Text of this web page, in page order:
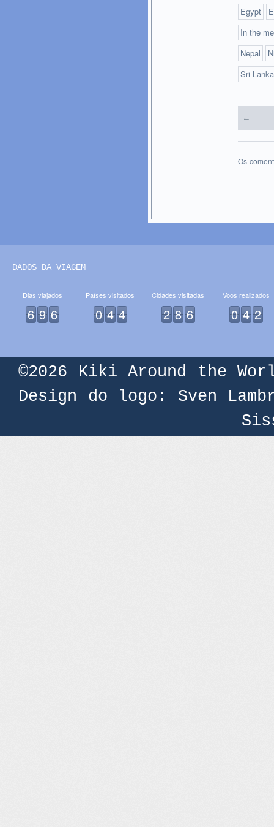
Egypt
In the
Nepal
Sri Lanka
←
Os
DADOS DA VIAGEM
Dias viajados
6 9 6
Países visitados
0 4 4
Cidades visitadas
2 8 6
Voos realizados
0 4 2
©2026 Kiki Around the
Design do logo: Sven